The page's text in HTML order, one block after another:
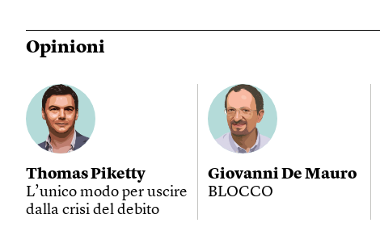
Opinioni
Thomas Piketty
L’unico modo per uscire
dalla crisi del debito
Giovanni De Mauro
BLOCCO